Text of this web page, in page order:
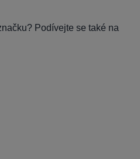
Podívejte se také na